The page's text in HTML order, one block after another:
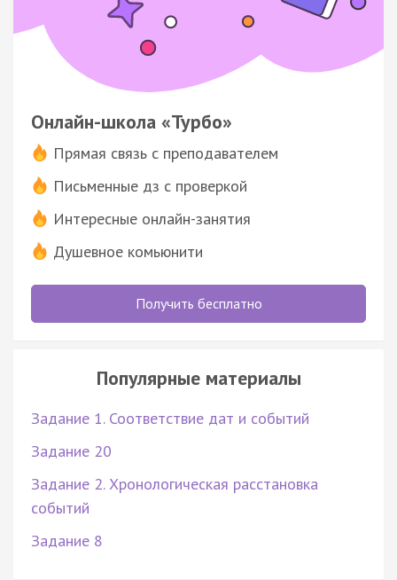
Онлайн-школа «Турбо»
Прямая связь с преподавателем
Письменные дз с проверкой
Интересные онлайн-занятия
Душевное комьюнити
Получить бесплатно
Популярные материалы
Задание 1. Соответствие дат и событий
Задание 20
Задание 2. Хронологическая расстановка
событий
Задание 8